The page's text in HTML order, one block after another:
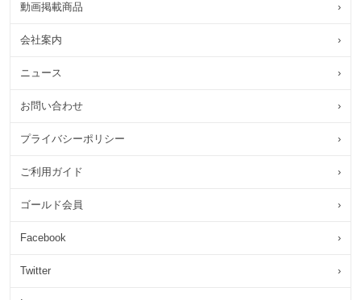
動画掲載商品 ›
会社案内 ›
ニュース ›
お問い合わせ ›
プライバシーポリシー ›
ご利用ガイド ›
ゴールド会員 ›
Facebook ›
Twitter ›